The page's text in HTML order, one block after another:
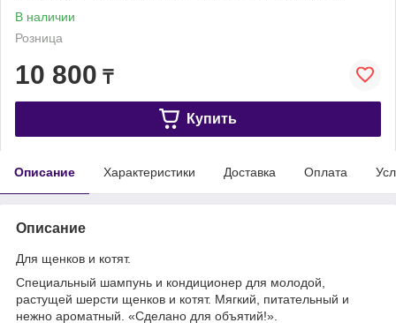
В наличии
Розница
10 800 ₸
Купить
Описание Характеристики Доставка Оплата
Описание
Для щенков и котят.
Специальный шампунь и кондиционер для молодой,
растущей шерсти щенков и котят. Мягкий, питательный и
нежно ароматный. «Сделано для объятий!».